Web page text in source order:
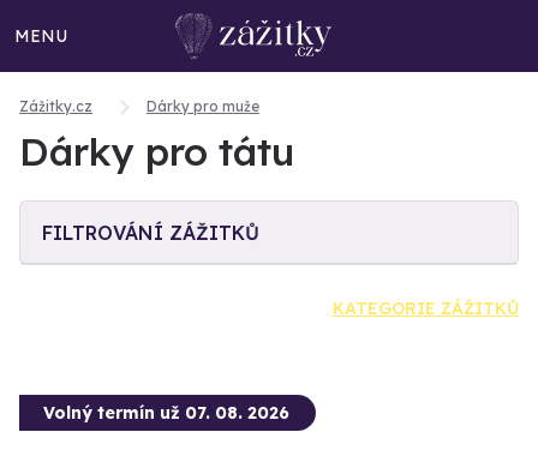
MENU
Zážitky.cz Dárky pro muže
Dárky pro tátu
FILTROVÁNÍ ZÁŽITKŮ
KATEGORIE ZÁŽITKŮ
Volný termín už 07. 08. 2026